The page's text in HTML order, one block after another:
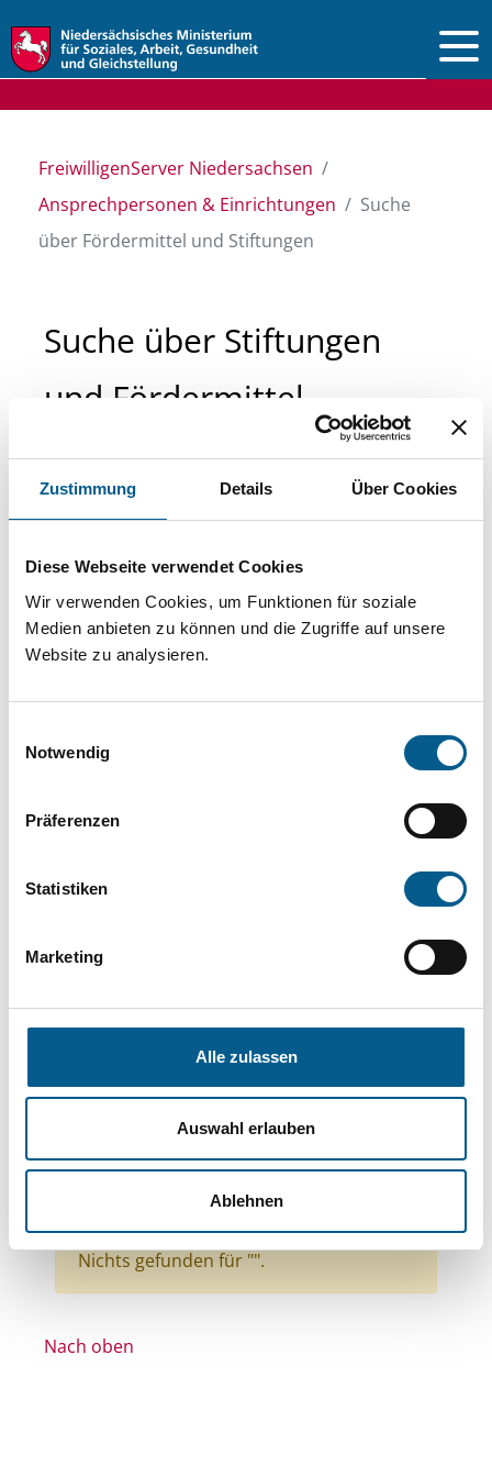
Zustimmung Details Über Cookies
Diese Webseite verwendet Cookies
Wir verwenden Cookies, um Funktionen für soziale
Medien anbieten zu können und die Zugriffe auf unsere
Website zu analysieren.
Notwendig
Präferenzen
Statistiken
Marketing
Alle zulassen
Auswahl erlauben
Ablehnen
FreiwilligenServer Niedersachsen
Ansprechpersonen & Einrichtungen
Suche
über Fördermittel und Stiftungen
Suche über Stiftungen
und Fördermittel
Sie suchen finanzielle Unterstützung für ein
Projekt oder ein Vorhaben? Hier können Sie
Stiftungsdatenbank recherchieren. Bei der
Suche bitte die Groß- und Kleinschreibung
beachten.
können durch die Wahl von Bereichen oder
Suchen
Themen: Wissenschaft und Forschung
Themen: Seniorinnen, Senioren & Pflege
Themen: Denkmalschutz
Themen: Heimatpflege
Themen: Tierschutz
Themen: Bildung und Erziehung
Alle Filter entfernen
Nichts gefunden für "".
Nach oben